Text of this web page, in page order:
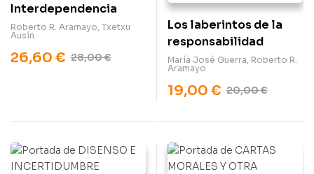
Interdependencia
Roberto R. Aramayo, Txetxu
Ausín
28,00€
26,60 €
Los laberintos de la
responsabilidad
María José Guerra, Roberto R.
Aramayo
20,00€
19,00 €